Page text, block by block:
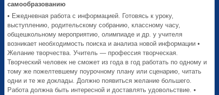
самообразованию
• Ежедневная работа с информацией. Готовясь к уроку,
выступлению, родительскому собранию, классному часу,
общешкольному мероприятию, олимпиаде и др. у учителя
возникает необходимость поиска и анализа новой информации •
Желание творчества. Учитель — профессия творческая.
Творческий человек не сможет из года в год работать по одному и
тому же пожелтевшему поурочному плану или сценарию, читать
одни и те же доклады. Должно появиться желание большего.
Работа должна быть интересной и доставлять удовольствие. •